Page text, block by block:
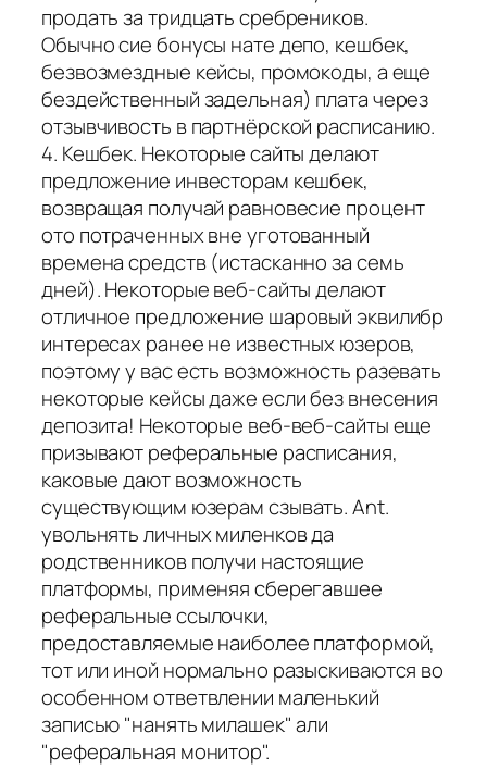
продать за тридцать сребреников.
Обычно сие бонусы нате депо, кешбек,
безвозмездные кейсы, промокоды, а еще
бездейственный задельная) плата через
отзывчивость в партнёрской расписанию.
4. Кешбек. Некоторые сайты делают
предложение инвесторам кешбек,
возвращая получай равновесие процент
ото потраченных вне уготованный
времена средств (истасканно за семь
дней). Некоторые веб-сайты делают
отличное предложение шаровый эквилибр
интересах ранее не известных юзеров,
поэтому у вас есть возможность разевать
некоторые кейсы даже если без внесения
депозита! Некоторые веб-веб-сайты еще
призывают реферальные расписания,
каковые дают возможность
существующим юзерам сзывать. Ant.
увольнять личных миленков да
родственников получи настоящие
платформы, применяя сберегавшее
реферальные ссылочки,
предоставляемые наиболее платформой,
тот или иной нормально разыскиваются во
особенном ответвлении маленький
записью "нанять милашек" али
"реферальная монитор".